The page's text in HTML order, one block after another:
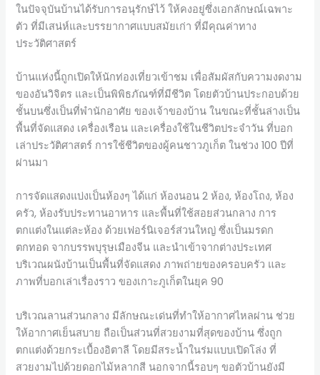
ในปัจจุบันบ้านได้รับการอนุรักษ์ไว้ ให้คงอยู่ซึ่งเอกลักษณ์เฉพาะ
ตัว ที่มีเสน่ห์และบรรยากาศแบบสมัยเก่า ที่มีคุณค่าทาง
ประวัติศาสตร์
บ้านแห่งนี้ถูกเปิดให้นักท่องเที่ยวเข้าชม เพื่อสัมผัสกับความงดงาม
ของอันวิจิตร และเป็นพิพิธภัณฑ์ที่มีชีวิต โดยตัวบ้านประกอบด้วย
ชั้นบนซึ่งเป็นที่พำนักอาศัย ของเจ้าของบ้าน ในขณะที่ชั้นล่างเป็น
พื้นที่จัดแสดง เครื่องเรือน และเครื่องใช้ในชีวิตประจำวัน ที่บอก
เล่าประวัติศาสตร์ การใช้ชีวิตของผู้คนชาวภูเก็ต ในช่วง 100 ปีที่
ผ่านมา
การจัดแสดงแบ่งเป็นห้องๆ ได้แก่ ห้องนอน 2 ห้อง, ห้องโถง, ห้อง
ครัว, ห้องรับประทานอาหาร และพื้นที่ใช้สอยส่วนกลาง การ
ตกแต่งในแต่ละห้อง ด้วยเฟอร์นิเจอร์ส่วนใหญ่ ซึ่งเป็นมรดก
ตกทอด จากบรรพบุรุษเมืองจีน และนำเข้าจากต่างประเทศ
บริเวณผนังบ้านเป็นพื้นที่จัดแสดง ภาพถ่ายของครอบครัว และ
ภาพที่บอกเล่าเรื่องราว ของเกาะภูเก็ตในยุค 90
บริเวณลานส่วนกลาง มีลักษณะเด่นที่ทำให้อากาศไหลผ่าน ช่วย
ให้อากาศเย็นสบาย ถือเป็นส่วนที่สวยงามที่สุดของบ้าน ซึ่งถูก
ตกแต่งด้วยกระเบื้องอิตาลี โดยมีสระน้ำในร่มแบบเปิดโล่ง ที่
สวยงามไปด้วยดอกไม้หลากสี นอกจากนี้รอบๆ ขอตัวบ้านยังมี